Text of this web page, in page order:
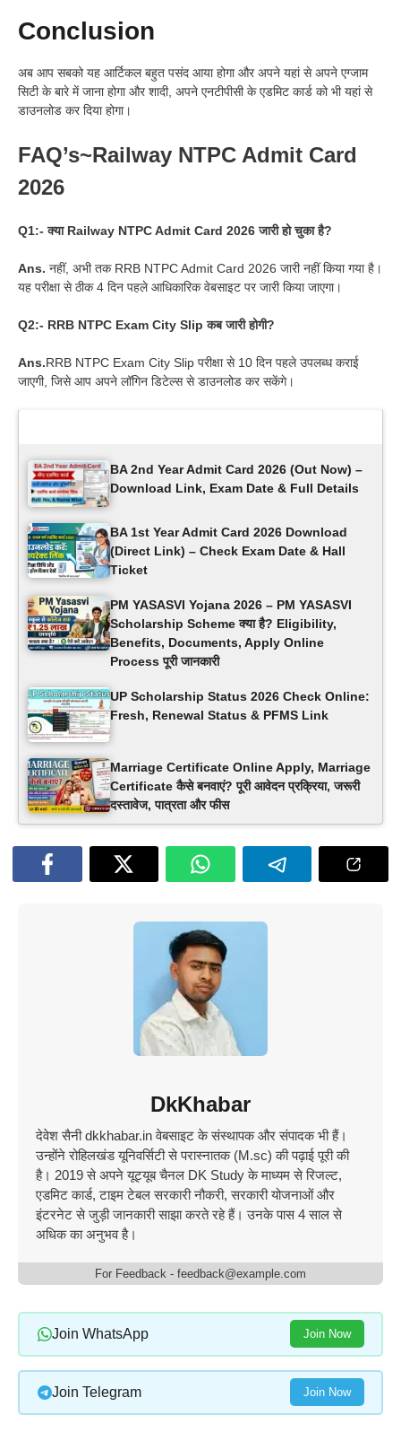
Conclusion
अब आप सबको यह आर्टिकल बहुत पसंद आया होगा और अपने यहां से अपने एग्जाम
सिटी के बारे में जाना होगा और शादी, अपने एनटीपीसी के एडमिट कार्ड को भी यहां से
डाउनलोड कर दिया होगा।
FAQ’s~Railway NTPC Admit Card
2026
Q1:- क्या Railway NTPC Admit Card 2026 जारी हो चुका है?
Ans. नहीं, अभी तक RRB NTPC Admit Card 2026 जारी नहीं किया गया है।
यह परीक्षा से ठीक 4 दिन पहले आधिकारिक वेबसाइट पर जारी किया जाएगा।
Q2:- RRB NTPC Exam City Slip कब जारी होगी?
Ans.RRB NTPC Exam City Slip परीक्षा से 10 दिन पहले उपलब्ध कराई
जाएगी, जिसे आप अपने लॉगिन डिटेल्स से डाउनलोड कर सकेंगे।
BA 2nd Year Admit Card 2026 (Out Now) –
Download Link, Exam Date & Full Details
BA 1st Year Admit Card 2026 Download
(Direct Link) – Check Exam Date & Hall
Ticket
PM YASASVI Yojana 2026 – PM YASASVI
Scholarship Scheme क्या है? Eligibility,
Benefits, Documents, Apply Online
Process पूरी जानकारी
UP Scholarship Status 2026 Check Online:
Fresh, Renewal Status & PFMS Link
Marriage Certificate Online Apply, Marriage
Certificate कैसे बनवाएं? पूरी आवेदन प्रक्रिया, जरूरी
दस्तावेज, पात्रता और फीस
DkKhabar
देवेश सैनी dkkhabar.in वेबसाइट के संस्थापक और संपादक भी हैं।
उन्होंने रोहिलखंड यूनिवर्सिटी से परास्नातक (M.sc) की पढ़ाई पूरी की
है। 2019 से अपने यूट्यूब चैनल DK Study के माध्यम से रिजल्ट,
एडमिट कार्ड, टाइम टेबल सरकारी नौकरी, सरकारी योजनाओं और
इंटरनेट से जुड़ी जानकारी साझा करते रहे हैं। उनके पास 4 साल से
अधिक का अनुभव है।
For Feedback - feedback@example.com
Join WhatsApp Join Now
Join Telegram Join Now